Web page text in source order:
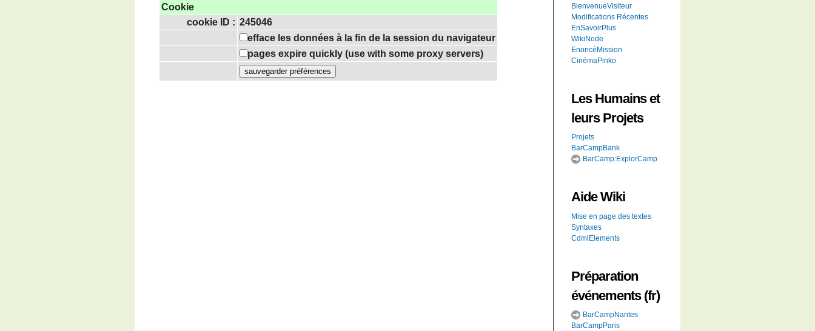
Cookie
cookie ID : 245046
efface les données à la fin de la session du navigateur
pages expire quickly (use with some proxy servers)
BienvenueVisiteur
Modifications Récentes
EnSavoirPlus
WikiNode
EnoncéMission
CinémaPinko
Les Humains et
leurs Projets
Projets
BarCampBank
BarCamp:ExplorCamp
AideWiki
Mise en page des textes
Syntaxes
CdmlElements
Préparation
événements (fr)
BarCampNantes
BarCampParis